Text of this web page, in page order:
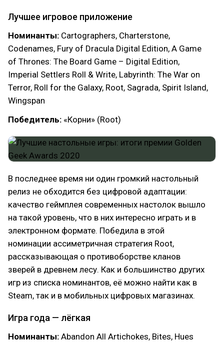
Лучшее игровое приложение
Номинанты: Cartographers, Charterstone,
Codenames, Fury of Dracula Digital Edition, A Game
of Thrones: The Board Game – Digital Edition,
Imperial Settlers Roll & Write, Labyrinth: The War on
Terror, Roll for the Galaxy, Root, Sagrada, Spirit Island,
Wingspan
Победитель: «Корни» (Root)
В последнее время ни один громкий настольный
релиз не обходится без цифровой адаптации:
качество геймплея современных настолок вышло
на такой уровень, что в них интересно играть и в
электронном формате. Победила в этой
номинации ассиметричная стратегия Root,
рассказывающая о противоборстве кланов
зверей в древнем лесу. Как и большинство других
игр из списка номинантов, её можно найти как в
Steam, так и в мобильных цифровых магазинах.
Игра года — лёгкая
Номинанты: Abandon All Artichokes, Bites, Hues